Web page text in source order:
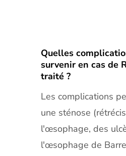
Quelles
survenir en cas de
traité ?
Les complications
une sténose
l'œsophage, des
l'œsophage de